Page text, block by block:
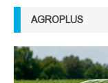
AGROPLUS